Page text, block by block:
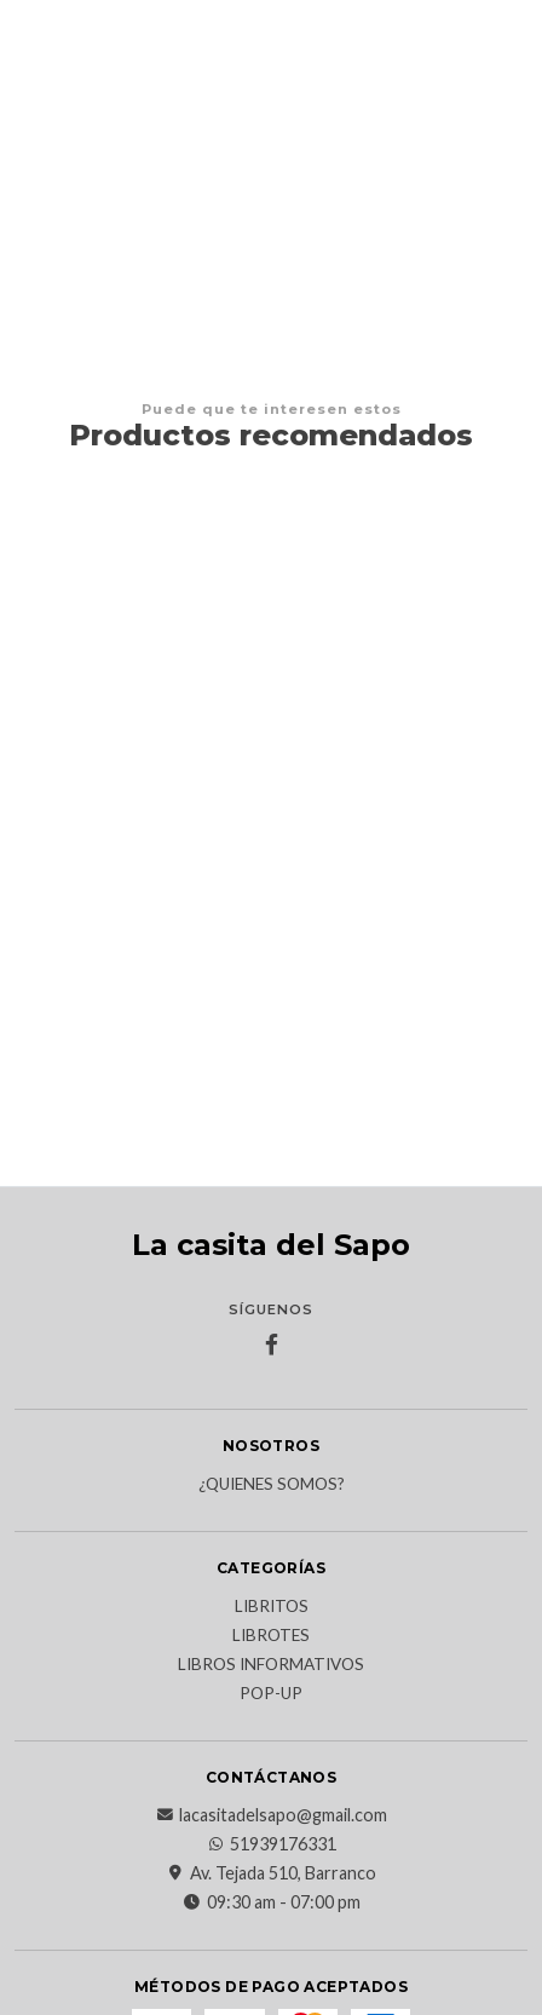
Puede que te interesen estos
Productos recomendados
La casita del Sapo
SÍGUENOS
NOSOTROS
¿QUIENES SOMOS?
CATEGORÍAS
LIBRITOS
LIBROTES
LIBROS INFORMATIVOS
POP-UP
CONTÁCTANOS
lacasitadelsapo@gmail.com
51939176331
Av. Tejada 510, Barranco
09:30 am - 07:00 pm
MÉTODOS DE PAGO ACEPTADOS